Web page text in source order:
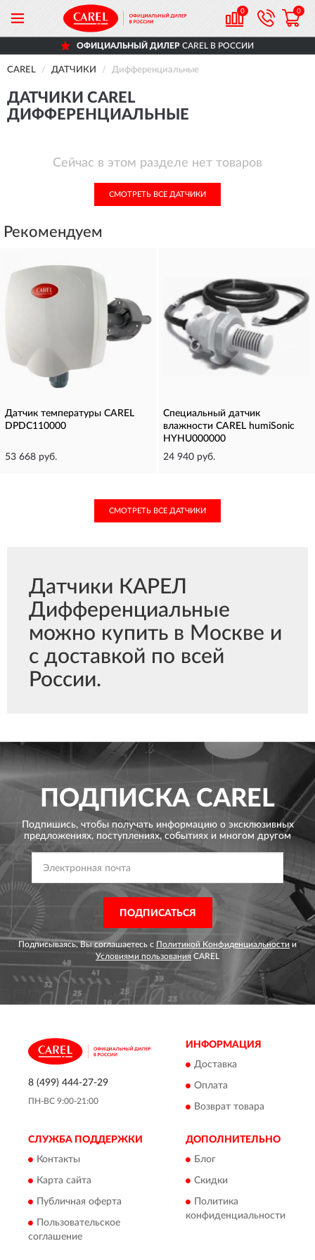
0 0
ОФИЦИАЛЬНЫЙ ДИЛЕРCAREL В РОССИИ
CAREL ДАТЧИКИ Дифференциальные
ДАТЧИКИ CAREL
ДИФФЕРЕНЦИАЛЬНЫЕ
Сейчас в этом разделе нет товаров
СМОТРЕТЬ ВСЕ ДАТЧИКИ
Рекомендуем
Датчик температуры CAREL
DPDC110000
53 668 руб.
Специальный датчик
влажности CAREL humiSonic
HYHU000000
24 940 руб.
СМОТРЕТЬ ВСЕ ДАТЧИКИ
Датчики КАРЕЛ
Дифференциальные
можно купить в Москве и
с доставкой по всей
России.
ПОДПИСКА CAREL
Подпишись, чтобы получать информацию о эксклюзивных
предложениях, поступлениях, событиях и многом другом
ПОДПИСАТЬСЯ
Подписываясь, Вы соглашаетесь с Политикой Конфиденциальности и
Условиями пользования CAREL
8 (499) 444-27-29
ПН-ВС 9:00-21:00
ИНФОРМАЦИЯ
Доставка
Оплата
Возврат товара
СЛУЖБА ПОДДЕРЖКИ
Контакты
Карта сайта
Публичная оферта
Пользовательское
соглашение
ДОПОЛНИТЕЛЬНО
Блог
Скидки
Политика
конфиденциальности